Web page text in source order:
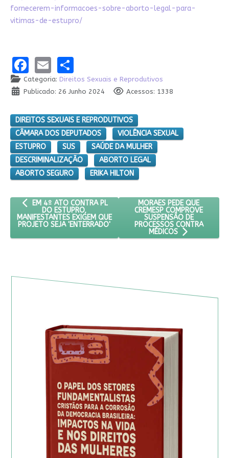
fornecerem-informacoes-sobre-aborto-legal-para-
vitimas-de-estupro/
Facebook
EmailShare
Categoria: Direitos Sexuais e Reprodutivos
Publicado: 26 Junho 2024
Acessos: 1338
DIREITOS SEXUAIS E REPRODUTIVOS
CÂMARA DOS DEPUTADOS
VIOLÊNCIA SEXUAL
ESTUPRO
SUS
SAÚDE DA MULHER
DESCRIMINALIZAÇÃO
ABORTO LEGAL
ABORTO SEGURO
ERIKA HILTON
ARTIGO ANTERIOR: EM 4º ATO CONTRA PL DO ESTUPRO,
EM 4º ATO CONTRA PL
DO ESTUPRO,
MANIFESTANTES EXIGEM QUE
PROJETO SEJA 'ENTERRADO'
PRÓXIMO ARTIGO:
MORAES PEDE QUE
CREMESP COMPROVE
SUSPENSÃO DE
PROCESSOS CONTRA
MÉDICOS